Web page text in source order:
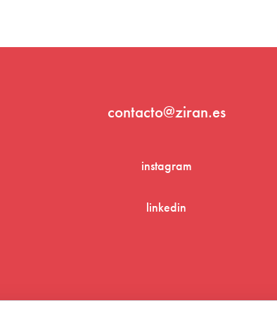
contacto@ziran.es
instagram
linkedin